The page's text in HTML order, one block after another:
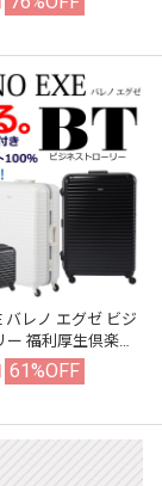
バレノ エグゼ ビジ
福利厚生倶楽部
格40%OFF
61%OFF